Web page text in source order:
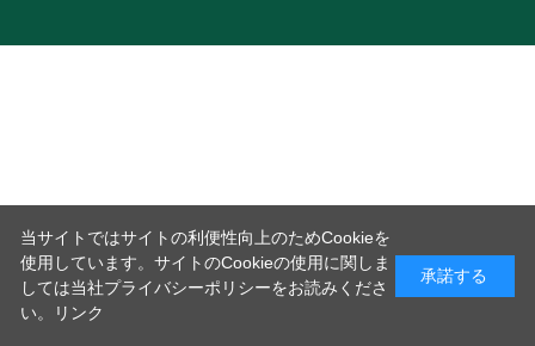
当サイトではサイトの利便性向上のためCookieを
使用しています。サイトのCookieの使用に関しま
しては当社プライバシーポリシーをお読みくださ
い。
リンク
承諾する